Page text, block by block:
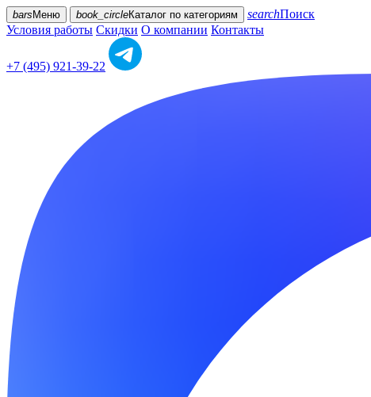
bars Меню book_circleКаталог по категориям searchПоиск
Условия работы Скидки О компании Контакты
+7 (495) 921-39-22